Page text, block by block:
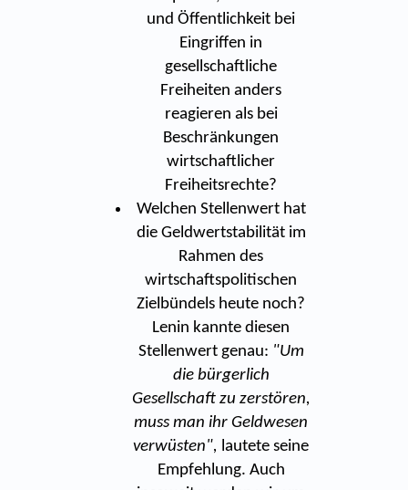
und Öffentlichkeit bei
Eingriffen in
gesellschaftliche
Freiheiten anders
reagieren als bei
Beschränkungen
wirtschaftlicher
Freiheitsrechte?
Welchen Stellenwert hat
die Geldwertstabilität im
Rahmen des
wirtschaftspolitischen
Zielbündels heute noch?
Lenin kannte diesen
Stellenwert genau: "Um
die bürgerlich
Gesellschaft zu zerstören,
muss man ihr Geldwesen
verwüsten", lautete seine
Empfehlung. Auch